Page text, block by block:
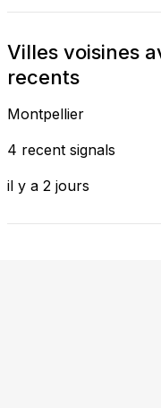
Villes voisines
recents
Montpellier
4 recent signals
il y a 2 jours